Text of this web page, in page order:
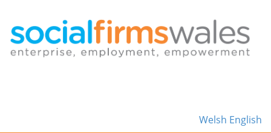
Welsh English